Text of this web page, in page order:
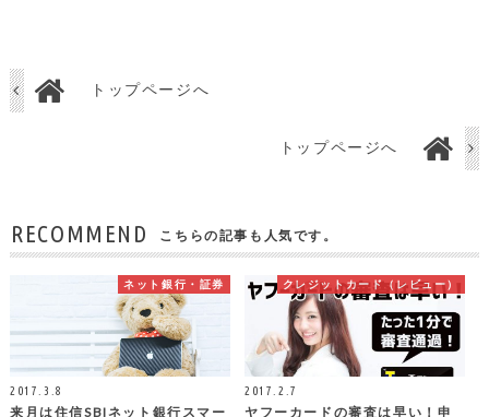
トップページへ
トップページへ
RECOMMEND こちらの記事も人気です。
ネット銀行・証券
2017.3.8
来月は住信SBIネット銀行スマー
クレジットカード（レビュー）
2017.2.7
ヤフーカードの審査は早い！申